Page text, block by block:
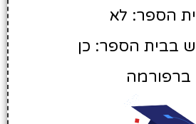
הספר: לא
בבית הספר: כן
ברפורמה